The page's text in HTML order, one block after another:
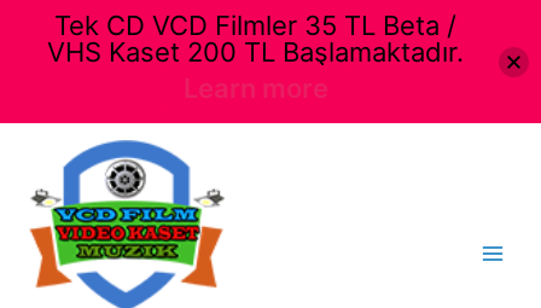
Tek CD VCD Filmler 35 TL Beta /
VHS Kaset 200 TL Başlamaktadır.
Learn more